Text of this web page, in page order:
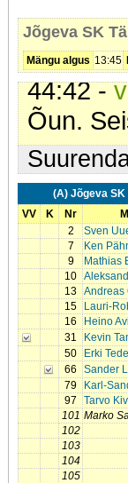
Jõgeva SK
Mängu algus 13:45
38:33 -
Uue.
44:42 -
Õun.
(A) Jõgeva SK
VV
K Nr
2
Sven
7
Ken
9
Mathias
10
13 Andreas
15
Lauri-
16
Heino Avi
31
Kevin
50
Erki
66
Sander
79
Karl-
97
Tarvo
101 Marko
102
103
104
105